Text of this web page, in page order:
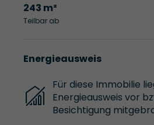
243 m²
Teilbar ab
Energieausweis
Für diese Immobilie
Energieausweis vor
Besichtigung